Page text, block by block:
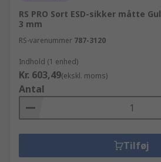
RS PRO Sort ESD-sikker måtte
3 mm
RS-varenummer 787-3120
Indhold (1 enhed)
Kr. 603,49(ekskl. moms)
Antal
Tilføj